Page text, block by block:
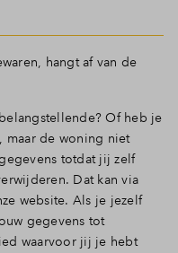
hangt af van de
Of heb je
maar de woning niet
totdat jij zelf
Dat kan via
website. Als je jezelf
gegevens tot
waarvoor jij je hebt